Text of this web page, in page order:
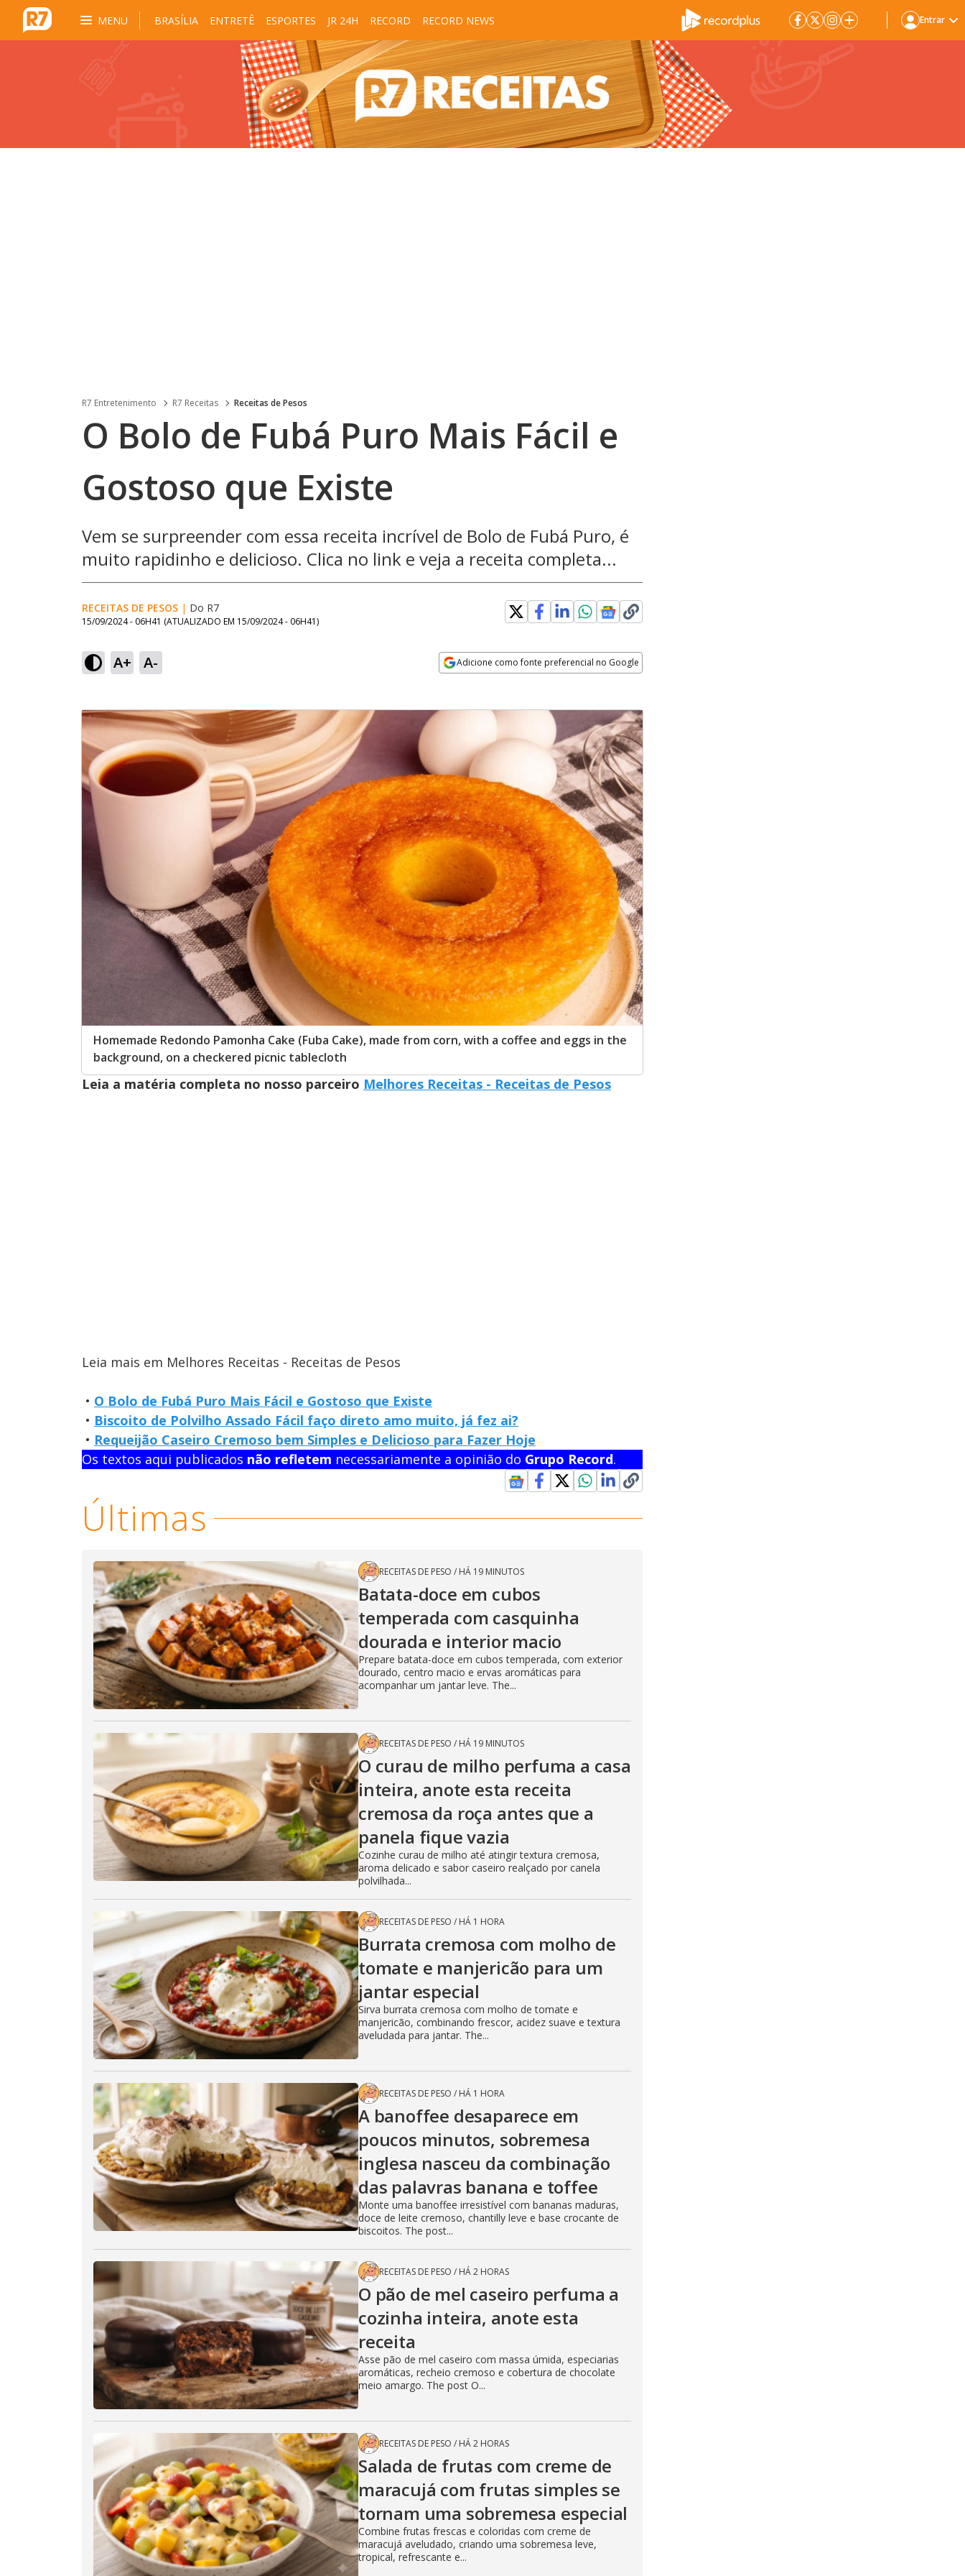
MENU BRASÍLIA ENTRETÊ ESPORTES JR 24H RECORD RECORD NEWS Entrar
R7 Entretenimento R7 Receitas Receitas de Pesos
O Bolo de Fubá Puro Mais Fácil e
Gostoso que Existe
Vem se surpreender com essa receita incrível de Bolo de Fubá Puro, é
muito rapidinho e delicioso. Clica no link e veja a receita completa...
RECEITAS DE PESOS | Do R7
15/09/2024 - 06H41 (ATUALIZADO EM 15/09/2024 - 06H41)
A+ A- Adicione como fonte preferencial no Google
Homemade Redondo Pamonha Cake (Fuba Cake), made from corn, with a coffee and eggs in the
background, on a checkered picnic tablecloth
Leia a matéria completa no nosso parceiro Melhores Receitas - Receitas de Pesos
Leia mais em Melhores Receitas - Receitas de Pesos
• O Bolo de Fubá Puro Mais Fácil e Gostoso que Existe
• Biscoito de Polvilho Assado Fácil faço direto amo muito, já fez ai?
• Requeijão Caseiro Cremoso bem Simples e Delicioso para Fazer Hoje
Os textos aqui publicados não refletem necessariamente a opinião do Grupo Record.
Últimas
RECEITAS DE PESO / HÁ 19 MINUTOS
Batata-doce em cubos
temperada com casquinha
dourada e interior macio
Prepare batata-doce em cubos temperada, com exterior
dourado, centro macio e ervas aromáticas para
acompanhar um jantar leve. The...
RECEITAS DE PESO / HÁ 19 MINUTOS
O curau de milho perfuma a casa
inteira, anote esta receita
cremosa da roça antes que a
panela fique vazia
Cozinhe curau de milho até atingir textura cremosa,
aroma delicado e sabor caseiro realçado por canela
polvilhada...
RECEITAS DE PESO / HÁ 1 HORA
Burrata cremosa com molho de
tomate e manjericão para um
jantar especial
Sirva burrata cremosa com molho de tomate e
manjericão, combinando frescor, acidez suave e textura
aveludada para jantar. The...
RECEITAS DE PESO / HÁ 1 HORA
A banoffee desaparece em
poucos minutos, sobremesa
inglesa nasceu da combinação
das palavras banana e toffee
Monte uma banoffee irresistível com bananas maduras,
doce de leite cremoso, chantilly leve e base crocante de
biscoitos. The post...
RECEITAS DE PESO / HÁ 2 HORAS
O pão de mel caseiro perfuma a
cozinha inteira, anote esta
receita
Asse pão de mel caseiro com massa úmida, especiarias
aromáticas, recheio cremoso e cobertura de chocolate
meio amargo. The post O...
RECEITAS DE PESO / HÁ 2 HORAS
Salada de frutas com creme de
maracujá com frutas simples se
tornam uma sobremesa especial
Combine frutas frescas e coloridas com creme de
maracujá aveludado, criando uma sobremesa leve,
tropical, refrescante e...